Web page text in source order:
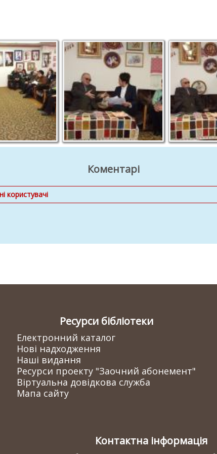
Коментарі
користувачі
Ресурси бібліотеки
Електронний каталог
Нові надходження
Наші видання
Ресурси проекту "Заочний абонемент"
Віртуальна довідкова служба
Мапа сайту
Контактна інформація